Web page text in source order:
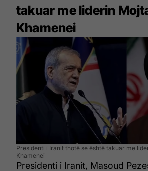
takuar me liderin
Khamenei
Presidenti i Iranit thotë se është takuar me
Khamenei
Presidenti i Iranit, Masoud